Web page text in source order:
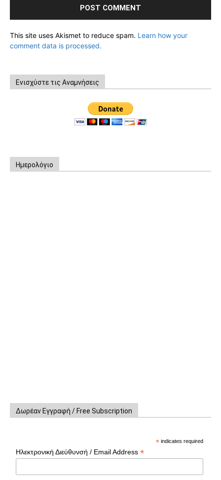
This site uses Akismet to reduce spam. Learn how your
comment data is processed.
Ενισχύστε τις Αναμνήσεις
Ημερολόγιο
Δωρέαν Εγγραφή / Free Subscription
* indicates required
Ηλεκτρονική Διεύθυνσή / Email Address*